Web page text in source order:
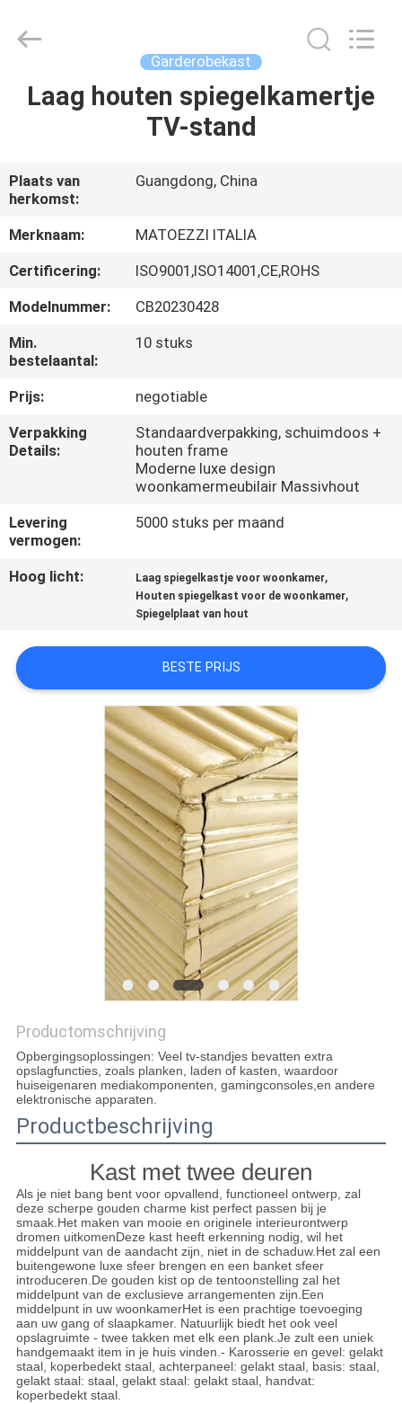
THUIS
VIDEOS
VR-
SHOW
OVER
ONS
FABRIEKSREIS
CONTACTEER
ONS
NIEUWS
ALLE
GEVALLEN
SITEMAP
PRIVACYBELEID
Furniture
Garderobekast
Laag houten spiegelkamertje
TV-stand
Plaats van
herkomst:
Guangdong, China
Merknaam:
MATOEZZI ITALIA
Certificering:
ISO9001,ISO14001,CE,ROHS
Modelnummer:
CB20230428
Min.
bestelaantal:
10 stuks
Prijs:
negotiable
Verpakking
Details:
Standaardverpakking, schuimdoos +
houten frame
Moderne luxe design
woonkamermeubilair Massivhout
Levering
vermogen:
5000 stuks per maand
Hoog licht: Laag spiegelkastje voor woonkamer,
Houten spiegelkast voor de woonkamer,
Spiegelplaat van hout
BESTE PRIJS
Productomschrijving
Opbergingsoplossingen: Veel tv-standjes bevatten extra
opslagfuncties, zoals planken, laden of kasten, waardoor
huiseigenaren mediakomponenten, gamingconsoles,en andere
elektronische apparaten.
Productbeschrijving
Kast met twee deuren
Als je niet bang bent voor opvallend, functioneel ontwerp, zal
deze scherpe gouden charme kist perfect passen bij je
smaak.Het maken van mooie en originele interieurontwerp
dromen uitkomenDeze kast heeft erkenning nodig, wil het
middelpunt van de aandacht zijn, niet in de schaduw.Het zal een
buitengewone luxe sfeer brengen en een banket sfeer
introduceren.De gouden kist op de tentoonstelling zal het
middelpunt van de exclusieve arrangementen zijn.Een
middelpunt in uw woonkamerHet is een prachtige toevoeging
aan uw gang of slaapkamer. Natuurlijk biedt het ook veel
opslagruimte - twee takken met elk een plank.Je zult een uniek
handgemaakt item in je huis vinden.- Karosserie en gevel: gelakt
staal, koperbedekt staal, achterpaneel: gelakt staal, basis: staal,
gelakt staal: staal, gelakt staal: gelakt staal, handvat:
koperbedekt staal.